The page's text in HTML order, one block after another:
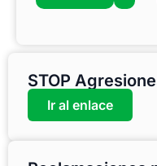
STOP
Ir al enlace